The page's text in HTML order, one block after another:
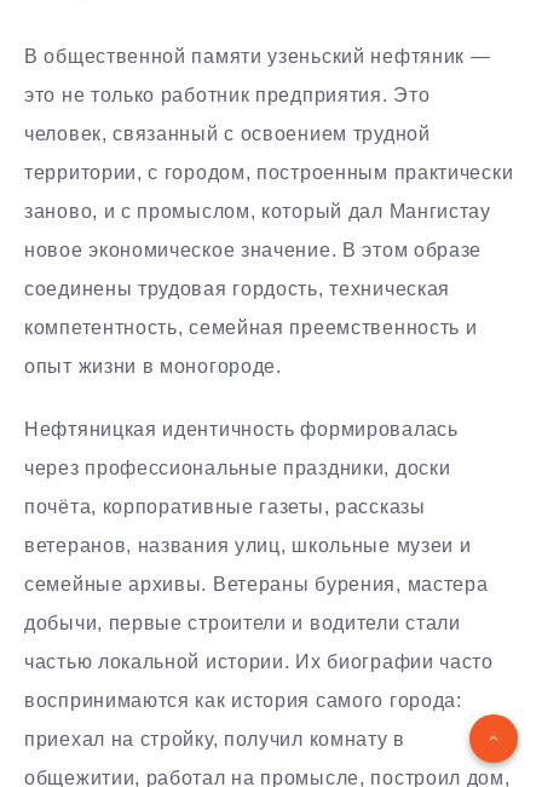
В общественной памяти узеньский нефтяник —
это не только работник предприятия. Это
человек, связанный с освоением трудной
территории, с городом, построенным практически
заново, и с промыслом, который дал Мангистау
новое экономическое значение. В этом образе
соединены трудовая гордость, техническая
компетентность, семейная преемственность и
опыт жизни в моногороде.
Нефтяницкая идентичность формировалась
через профессиональные праздники, доски
почёта, корпоративные газеты, рассказы
ветеранов, названия улиц, школьные музеи и
семейные архивы. Ветераны бурения, мастера
добычи, первые строители и водители стали
частью локальной истории. Их биографии часто
воспринимаются как история самого города:
приехал на стройку, получил комнату в
общежитии, работал на промысле, построил дом,